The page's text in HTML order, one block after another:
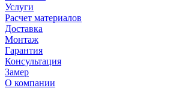
Услуги
Расчет материалов
Доставка
Монтаж
Гарантия
Консультация
Замер
О компании